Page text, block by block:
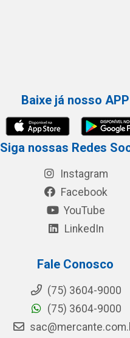
Baixe já nosso APP
Siga nossas Redes
Instagram
Facebook
YouTube
LinkedIn
Fale Conosco
(75) 3604-9000
(75) 3604-9000